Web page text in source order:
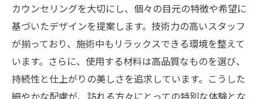
カウンセリングを大切にし、個々の目元の特徴や希望に
基づいたデザインを提案します。技術力の高いスタッフ
が揃っており、施術中もリラックスできる環境を整えて
います。さらに、使用する材料は高品質なものを選び、
持続性と仕上がりの美しさを追求しています。こうした
細やかな配慮が、訪れる方々にとっての特別な体験とな